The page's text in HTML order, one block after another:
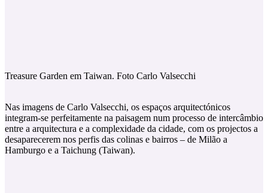
Treasure Garden em Taiwan. Foto Carlo Valsecchi
Nas imagens de Carlo Valsecchi, os espaços arquitectónicos
integram-se perfeitamente na paisagem num processo de intercâmbio
entre a arquitectura e a complexidade da cidade, com os projectos a
desaparecerem nos perfis das colinas e bairros – de Milão a
Hamburgo e a Taichung (Taiwan).